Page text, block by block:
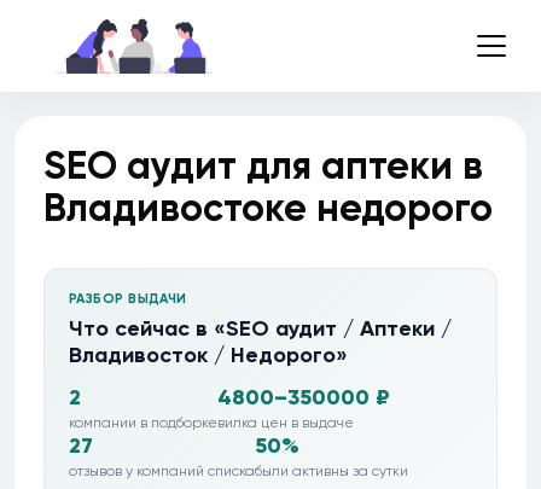
SEO аудит для аптеки в
Владивостоке недорого
РАЗБОР ВЫДАЧИ
Что сейчас в «SEO аудит / Аптеки /
Владивосток / Недорого»
2
компании в подборке
4800–350000 ₽
вилка цен в выдаче
27
отзывов у компаний списка
50%
были активны за сутки